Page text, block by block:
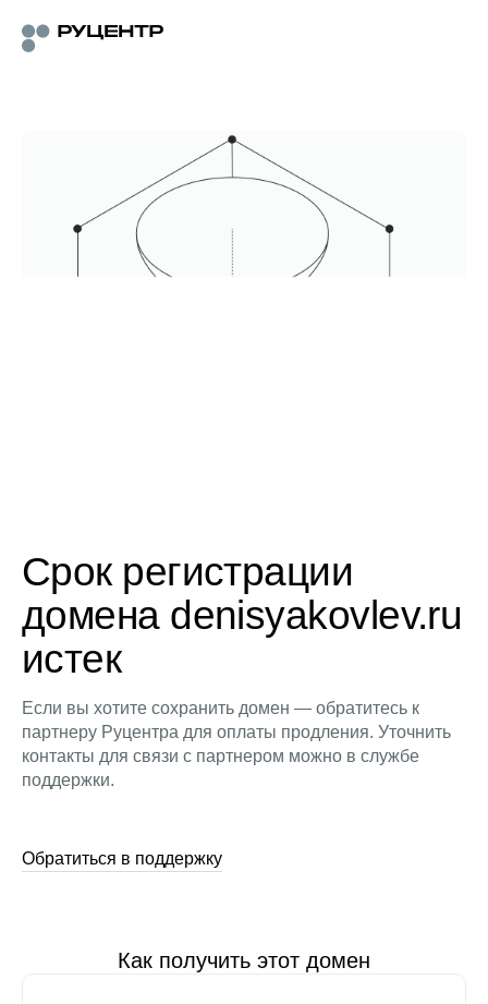
Срок регистрации
домена denisyakovlev.ru
истек
Если вы хотите сохранить домен — обратитесь к
партнеру Руцентра для оплаты продления. Уточнить
контакты для связи с партнером можно в службе
поддержки.
Обратиться в поддержку
Как получить этот домен